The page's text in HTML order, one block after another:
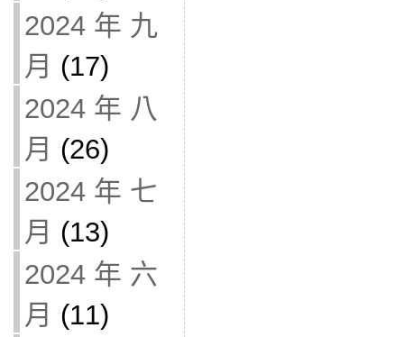
2024 年 九
月 (17)
2024 年 八
月 (26)
2024 年 七
月 (13)
2024 年 六
月 (11)